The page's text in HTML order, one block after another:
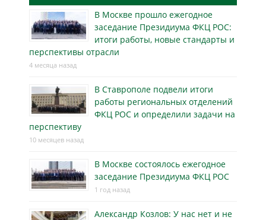
В Москве прошло ежегодное
заседание Президиума ФКЦ РОС:
итоги работы, новые стандарты и
перспективы отрасли
4 месяца назад
В Ставрополе подвели итоги
работы региональных отделений
ФКЦ РОС и определили задачи на
перспективу
10 месяцев назад
В Москве состоялось ежегодное
заседание Президиума ФКЦ РОС
1 год назад
Александр Козлов: У нас нет и не